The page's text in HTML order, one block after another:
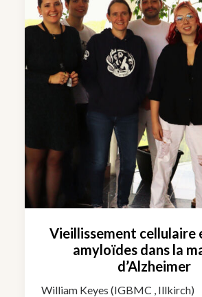
Vieillissement cellulaire
amyloïdes dans la
d’Alzheimer
William Keyes (IGBMC , Illkirch)